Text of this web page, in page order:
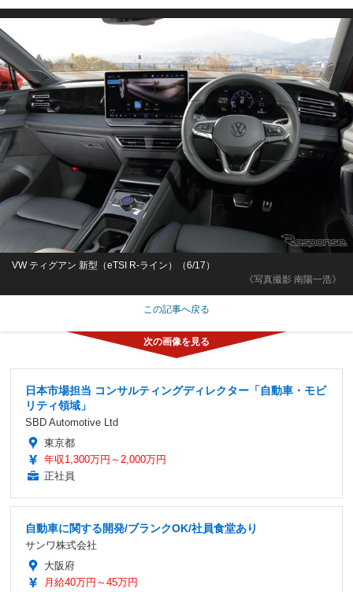
《写真撮影 南陽一浩》
VW ティグアン 新型（eTSI R-ライン）（6/17）
この記事へ戻る
日本市場担当 コンサルティングディレクター「自動車・モビ
リティ領域」
SBD Automotive Ltd
東京都
年収1,300万円～2,000万円
正社員
自動車に関する開発/ブランクOK/社員食堂あり
サンワ株式会社
大阪府
月給40万円～45万円